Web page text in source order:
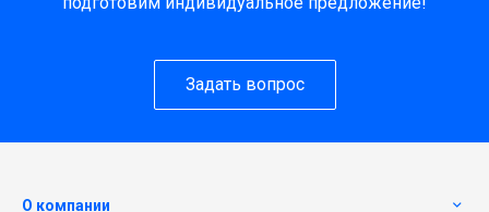
Задать вопрос
О компании